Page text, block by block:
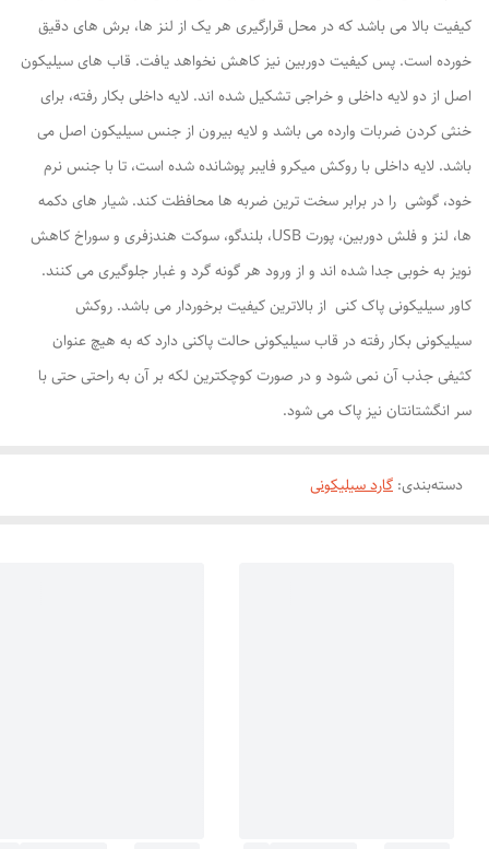
کیفیت بالا می باشد که در محل قرارگیری هر یک از لنز ها، برش های دقیق
خورده است. پس کیفیت دوربین نیز کاهش نخواهد یافت. قاب های سیلیکون
اصل از دو لایه داخلی و خراجی تشکیل شده اند. لایه داخلی بکار رفته، برای
خنثی کردن ضربات وارده می باشد و لایه بیرون از جنس سیلیکون اصل می
باشد. لایه داخلی با روکش میکرو فایبر پوشانده شده است، تا با جنس نرم
خود، گوشی را در برابر سخت ترین ضربه ها محافظت کند. شیار های دکمه
ها، لنز و فلش دوربین، پورت USB، بلندگو، سوکت هندزفری و سوراخ کاهش
نویز به خوبی جدا شده اند و از ورود هر گونه گرد و غبار جلوگیری می کنند.
کاور سیلیکونی پاک کنی از بالاترین کیفیت برخوردار می باشد. روکش
سیلیکونی بکار رفته در قاب سیلیکونی حالت پاکنی دارد که به هیچ عنوان
کثیفی جذب آن نمی شود و در صورت کوچکترین لکه بر آن به راحتی حتی با
سر انگشتانتان نیز پاک می شود.
دسته‌بندی: گارد سیلیکونی